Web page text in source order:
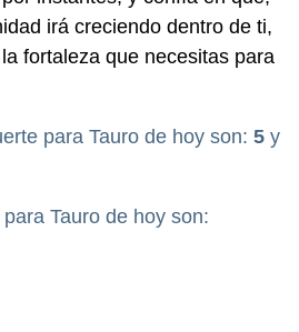
irá creciendo dentro de ti,
fortaleza que necesitas para
para Tauro de hoy son: 5 y
Tauro de hoy son: